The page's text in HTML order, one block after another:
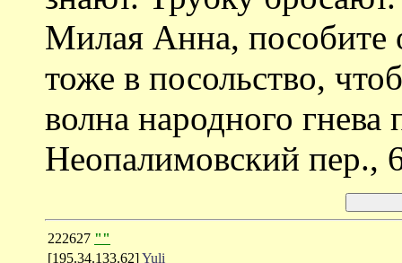
Милая Анна, пособите
тоже в посольство,
волна народного
Неопалимовский пер.,
222627 ""
[195.34.133.62]Yuli